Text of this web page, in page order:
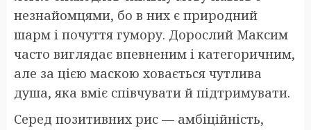
незнайомцями, бо в них є природний
шарм і почуття гумору. Дорослий Максим
часто виглядає впевненим і категоричним,
але за цією маскою ховається чутлива
душа, яка вміє співчувати й підтримувати.
Серед позитивних рис — амбіційність,